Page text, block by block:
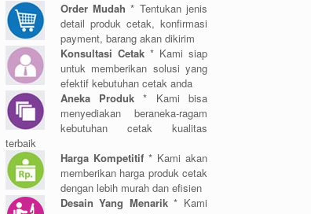
Order Mudah * Tentukan jenis
detail produk cetak, konfirmasi
payment, barang akan dikirim
Konsultasi Cetak* Kami siap
untuk memberikan solusi yang
efektif kebutuhan cetak anda
Aneka Produk* Kami bisa
menyediakan beraneka-ragam
kebutuhan cetak kualitas
terbaik
Harga Kompetitif* Kami akan
memberikan harga produk cetak
dengan lebih murah dan efisien
Desain Yang Menarik* Kami